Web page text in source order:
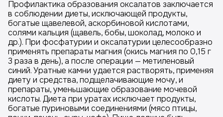
Профилактика образования оксалатов заключается
в соблюдении диеты, исключающей продукты,
богатые щавелевой, аскорбиновой кислотами,
солями кальция (щавель, бобы, шоколад, молоко и
др.). При фосфатурии и оксалатурии целесообразно
применять препараты магния (окись магния по 0,15 г
3 раза в день), а после операции — метиленовый
синий. Уратные камни удается растворять, применяя
диету и средства, подщелачивающие мочу, и
препараты, уменьшающие образование мочевой
кислоты. Диета при уратах исключает продукты,
богатые пуриновыми соединениями (мясо птицы,